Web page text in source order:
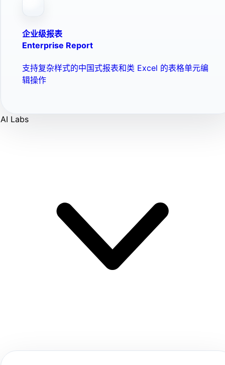
企业级报表
Enterprise Report
支持复杂样式的中国式报表和类 Excel 的表格单元编
辑操作
AI Labs